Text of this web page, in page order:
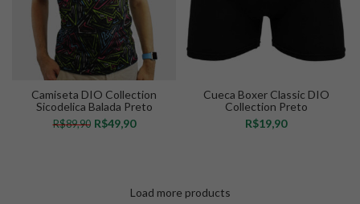
Camiseta DIO Collection
Sicodelica Balada Preto
R$89,90 R$49,90
Cueca Boxer Classic DIO
Collection Preto
R$
Load more products